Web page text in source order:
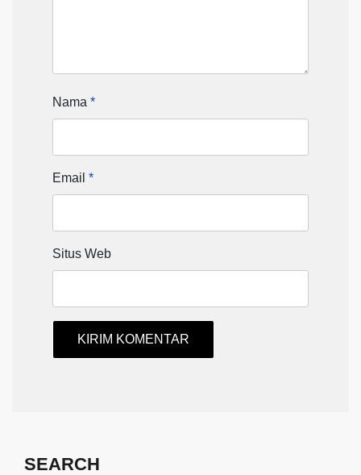
Nama *
Email *
Situs Web
SEARCH